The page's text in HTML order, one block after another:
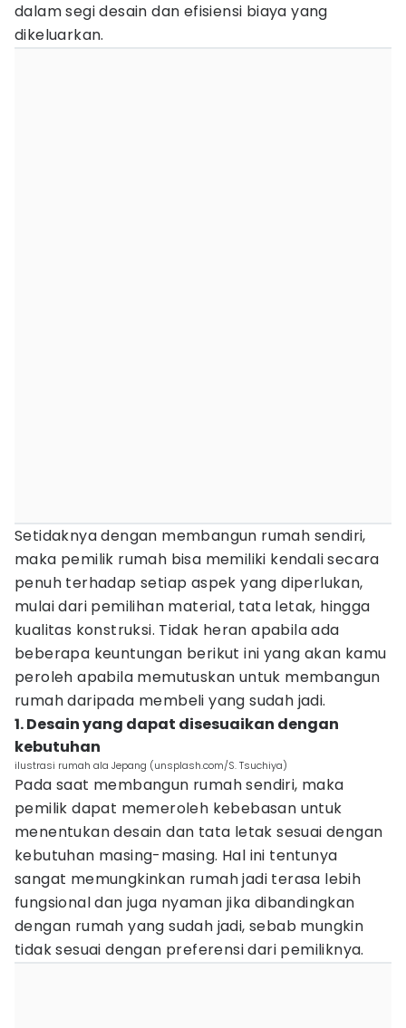
dalam segi desain dan efisiensi biaya yang
dikeluarkan.
Setidaknya dengan membangun rumah sendiri,
maka pemilik rumah bisa memiliki kendali secara
penuh terhadap setiap aspek yang diperlukan,
mulai dari pemilihan material, tata letak, hingga
kualitas konstruksi. Tidak heran apabila ada
beberapa keuntungan berikut ini yang akan kamu
peroleh apabila memutuskan untuk membangun
rumah daripada membeli yang sudah jadi.
1. Desain yang dapat disesuaikan dengan
kebutuhan
ilustrasi rumah ala Jepang (unsplash.com/S. Tsuchiya)
Pada saat membangun rumah sendiri, maka
pemilik dapat memeroleh kebebasan untuk
menentukan desain dan tata letak sesuai dengan
kebutuhan masing-masing. Hal ini tentunya
sangat memungkinkan rumah jadi terasa lebih
fungsional dan juga nyaman jika dibandingkan
dengan rumah yang sudah jadi, sebab mungkin
tidak sesuai dengan preferensi dari pemiliknya.